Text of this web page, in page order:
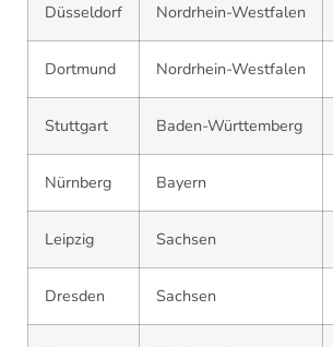
Düsseldorf Nordrhein-Westfalen
Dortmund Nordrhein-Westfalen
Stuttgart Baden-Württemberg
Nürnberg Bayern
Leipzig Sachsen
Dresden Sachsen